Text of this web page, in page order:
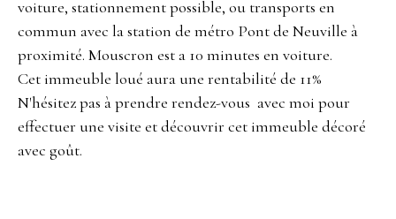
voiture, stationnement possible, ou transports en
commun avec la station de métro Pont de Neuville à
proximité. Mouscron est a 10 minutes en voiture.
Cet immeuble loué aura une rentabilité de 11%
N'hésitez pas à prendre rendez-vous avec moi pour
effectuer une visite et découvrir cet immeuble décoré
avec goût.